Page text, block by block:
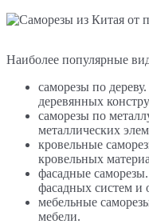
Наиболее популярные
саморезы по
деревянных
саморезы по
металлических
кровельные
кровельных
фасадные
фасадных систем и
мебельные
мебели.